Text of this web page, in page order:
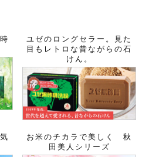
ユゼのロングセラー。見た
目もレトロな昔ながらの石
けん。
お米のチカラで美しく 秋
田美人シリーズ